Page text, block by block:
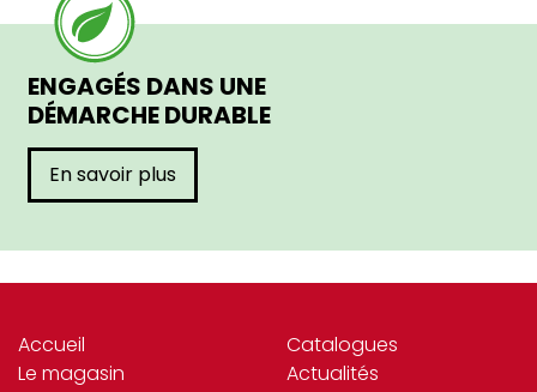
ENGAGÉS DANS UNE
DÉMARCHE DURABLE
En savoir plus
Accueil
Le magasin
Catalogues
Actualités